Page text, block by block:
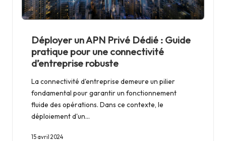
Déployer un APN Privé Dédié : Guide
pratique pour une connectivité
d’entreprise robuste
La connectivité d'entreprise demeure un pilier
fondamental pour garantir un fonctionnement
fluide des opérations. Dans ce contexte, le
déploiement d'un…
15 avril 2024